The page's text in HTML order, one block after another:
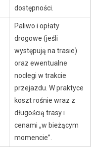
dostępności.
Paliwo i opłaty
drogowe (jeśli
występują na trasie)
oraz ewentualne
noclegi w trakcie
przejazdu. W praktyce
koszt rośnie wraz z
długością trasy i
cenami „w bieżącym
momencie”.